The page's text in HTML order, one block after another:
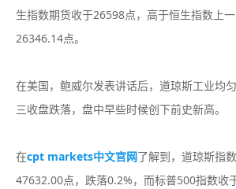
生指数期货收于26598点，高于恒生指数上
26346.14点。
在美国，鲍威尔发表讲话后，道琼斯工业均
三收盘跌落，盘中早些时候创下前史新高。
在cpt markets中文官网了解到，道琼斯指
47632.00点，跌落0.2%，而标普500指数收